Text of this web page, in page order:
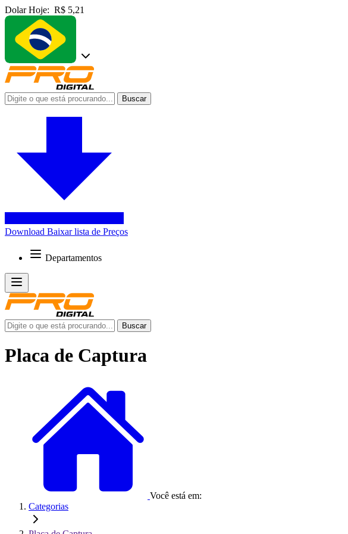
Dolar Hoje: R$ 5,21
Buscar
Download Baixar lista de Preços
Departamentos
Buscar
Placa de Captura
Você está em:
Categorias